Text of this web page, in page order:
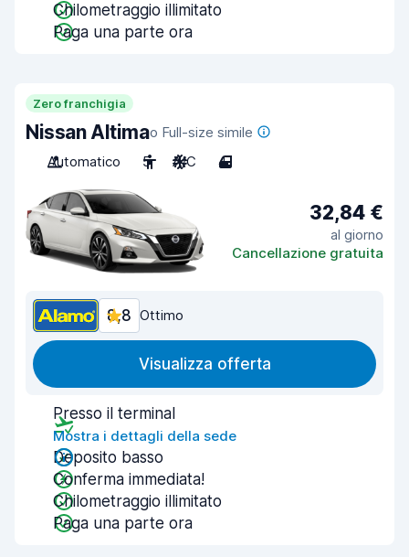
Chilometraggio illimitato
Paga una parte ora
Zero franchigia
Nissan Altimao Full-size simile
Automatico
5 A/C 4
32,84 €
al giorno
Cancellazione gratuita
8,8 Ottimo
Visualizza offerta
Presso il terminal
Mostra i dettagli della sede
Deposito basso
Conferma immediata!
Chilometraggio illimitato
Paga una parte ora